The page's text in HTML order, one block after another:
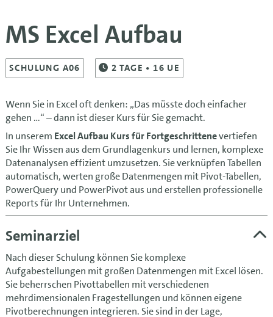
MS Excel Aufbau
SCHULUNG A06 2TAGE • 16 UE
Wenn Sie in Excel oft denken: „Das müsste doch einfacher
gehen …“ – dann ist dieser Kurs für Sie gemacht.
In unserem Excel Aufbau Kurs für Fortgeschrittenevertiefen
Sie Ihr Wissen aus dem Grundlagenkurs und lernen, komplexe
Datenanalysen effizient umzusetzen. Sie verknüpfen Tabellen
automatisch, werten große Datenmengen mit Pivot-Tabellen,
PowerQuery und PowerPivot aus und erstellen professionelle
Reports für Ihr Unternehmen.
Seminarziel
Nach dieser Schulung können Sie komplexe
Aufgabestellungen mit großen Datenmengen mit Excel lösen.
Sie beherrschen Pivottabellen mit verschiedenen
mehrdimensionalen Fragestellungen und können eigene
Pivotberechnungen integrieren. Sie sind in der Lage,